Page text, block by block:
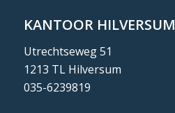
KANTOOR HILVERSUM
Utrechtseweg 51
1213 TL Hilversum
035-6239819